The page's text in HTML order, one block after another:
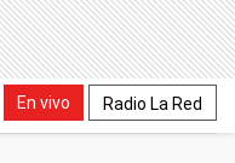
En vivo Radio La Red